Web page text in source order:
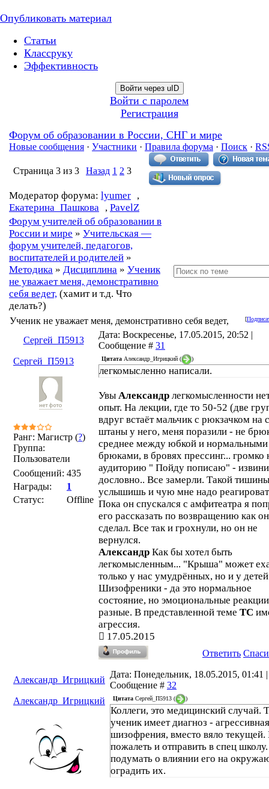
Опубликовать материал
Статьи
Классруку
Эффективность
Войти через uID
Войти с паролем
Регистрация
Форум об образовании в России, СНГ и мире
Новые сообщения · Участники · Правила форума · Поиск ·
Страница 3 из 3 Назад 1 2 3
Модератор форума: lyumer ,
Екатерина_Пашкова , PavelZ
Форум учителей об образовании в
России и мире » Учительская —
форум учителей, педагогов,
воспитателей и родителей »
Методика » Дисциплина » Ученик
не уважает меня, демонстративно
себя ведет, (хамит и т.д. Что
делать?)
[
Ученик не уважает меня, демонстративно себя ведет,
Сергей_П5913
Дата: Воскресенье, 17.05.2015, 20:52 |
Сообщение # 31
Сергей_П5913
Ранг: Магистр (?)
Группа:
Пользователи
Сообщений: 435
Награды:
1
Статус:
Offline
Цитата Александр_Игрицкий ( )
легкомысленно написали.
Увы Александр легкомысленности
опыт. На лекции, где то 50-52 (две
вдруг встаёт мальчик с рюкзачком на
штаны у него, меня поразили - не
среднее между юбкой и нормальными
брюками, в бровях прессинг... громко
аудиторию " Пойду пописаю" -
дословно.. Все замерли. Такой
услышишь и чую мне надо
Пока он спускался с амфитеатра я
его рассказать по возвращению как
сделал. Все так и грохнули, но он не
вернулся.
Александр Как бы хотел быть
легкомысленным... "Крыша" может
только у нас умудрённых, но и у
Шизофреники - да это нормальное
состояние, но эмоциональные
разные. В представленной теме ТС
агрессия.
17.05.2015
Ответить
Александр_Игрицкий
Дата: Понедельник, 18.05.2015, 01:41 |
Сообщение # 32
Александр_Игрицкий
Цитата Сергей_П5913 ( )
Коллеги, это медицинский случай.
ученик имеет диагноз - агрессивная
шизофрения, вместо вяло текущей.
пожалеть и отправить в спец
подумать о влиянии его на
оградить их.